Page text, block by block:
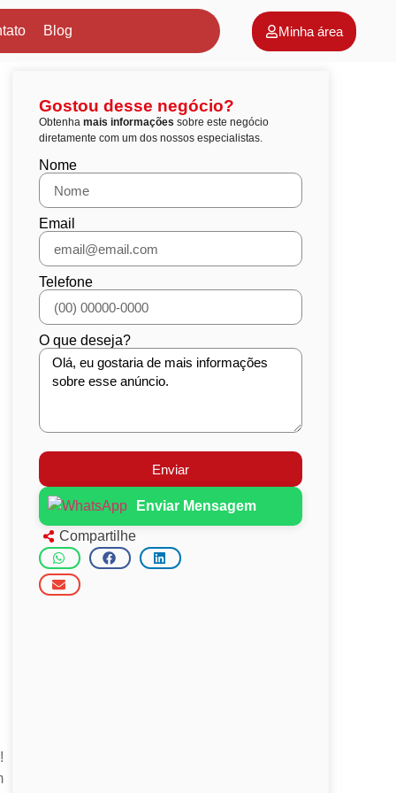
Blog Minha área
Gostou desse negócio?
Obtenhamais informações sobre este negócio
diretamente com um dos nossos especialistas.
Nome
Email
Telefone
O que deseja?
Enviar
Enviar Mensagem
Compartilhe